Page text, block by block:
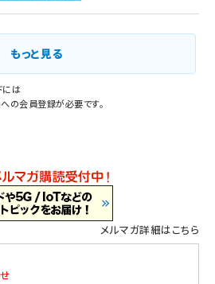
もっと見る
には
」への会員登録が必要です。
メルマガ詳細はこちら